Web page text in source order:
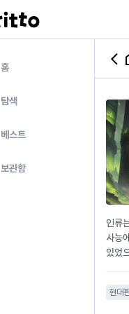
홈
탐색
베스트
보관함
인류
사능
있었
수집
현대